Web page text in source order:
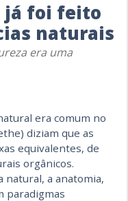
já foi feito
naturais
era uma
era comum no
diziam que as
equivalentes, de
orgânicos.
natural, a anatomia,
paradigmas